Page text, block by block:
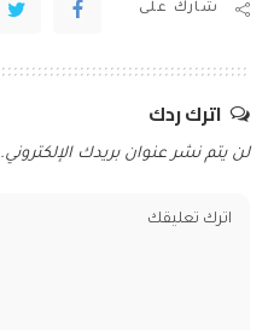
شارك على
اترك ردك
لن يتم نشر عنوان بريدك الإلكتروني.